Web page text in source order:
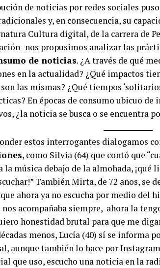
de noticias por redes sociales
y, en consecuencia, su
Cultura digital, de la carrera de
nos propusimos analizar las
de noticias. ¿A través de qué
en la actualidad? ¿Qué impactos
las mismas? ¿Qué tiempos
En épocas de consumo ubicuo
¿la noticia se busca o se encuentra
estos interrogantes dialogamos
, como Silvia (64) que contó que
la música debajo de la almohada, ¡qué
También Mirta, de 72 años, se
ahora ya no escucha por medio del
acompañaba siempre, ahora la
honestidad brutal para que me
menos, Lucía (40) sí se informa
aunque también lo hace por
que uso, escucho una noticia en la